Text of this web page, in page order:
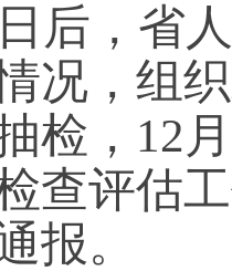
后，省
况，组
检，12
查评估
报。